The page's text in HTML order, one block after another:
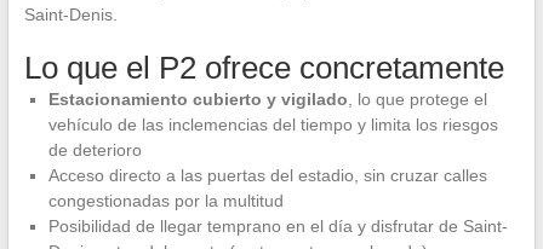
Saint-Denis.
Lo que el P2 ofrece concretamente
Estacionamiento cubierto y vigilado , lo que protege el
vehículo de las inclemencias del tiempo y limita los riesgos
de deterioro
Acceso directo a las puertas del estadio, sin cruzar calles
congestionadas por la multitud
Posibilidad de llegar temprano en el día y disfrutar de Saint-